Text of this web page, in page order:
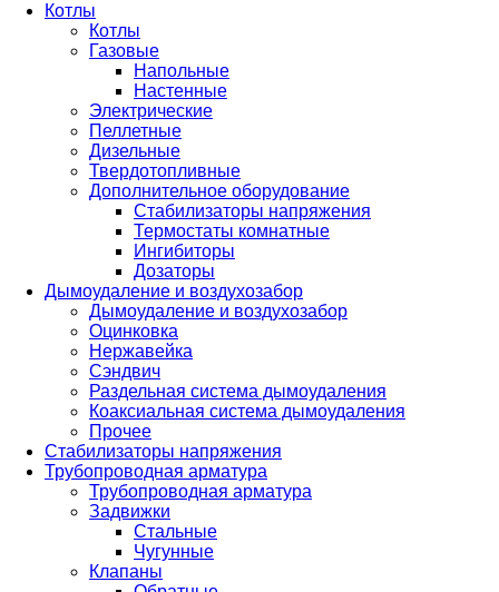
Котлы
Котлы
Газовые
Напольные
Настенные
Электрические
Пеллетные
Дизельные
Твердотопливные
Дополнительное оборудование
Стабилизаторы напряжения
Термостаты комнатные
Ингибиторы
Дозаторы
Дымоудаление и воздухозабор
Дымоудаление и воздухозабор
Оцинковка
Нержавейка
Сэндвич
Раздельная система дымоудаления
Коаксиальная система дымоудаления
Прочее
Стабилизаторы напряжения
Трубопроводная арматура
Трубопроводная арматура
Задвижки
Стальные
Чугунные
Клапаны